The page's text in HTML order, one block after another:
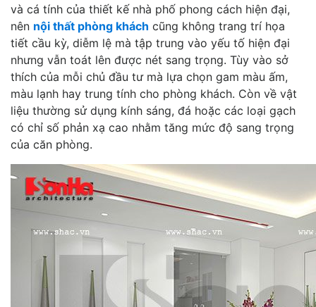
và cá tính của thiết kế nhà phố phong cách hiện đại,
nên nội thất phòng khách cũng không trang trí họa
tiết cầu kỳ, diễm lệ mà tập trung vào yếu tố hiện đại
nhưng vẫn toát lên được nét sang trọng. Tùy vào sở
thích của mỗi chủ đầu tư mà lựa chọn gam màu ấm,
màu lạnh hay trung tính cho phòng khách. Còn về vật
liệu thường sử dụng kính sáng, đá hoặc các loại gạch
có chỉ số phản xạ cao nhằm tăng mức độ sang trọng
của căn phòng.